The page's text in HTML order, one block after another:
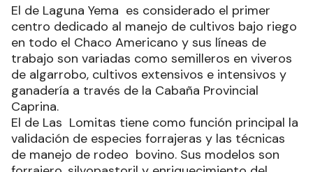
El de Laguna Yema es considerado el primer
centro dedicado al manejo de cultivos bajo riego
en todo el Chaco Americano y sus líneas de
trabajo son variadas como semilleros en viveros
de algarrobo, cultivos extensivos e intensivos y
ganadería a través de la Cabaña Provincial
Caprina.
El de Las Lomitas tiene como función principal la
validación de especies forrajeras y las técnicas
de manejo de rodeo bovino. Sus modelos son